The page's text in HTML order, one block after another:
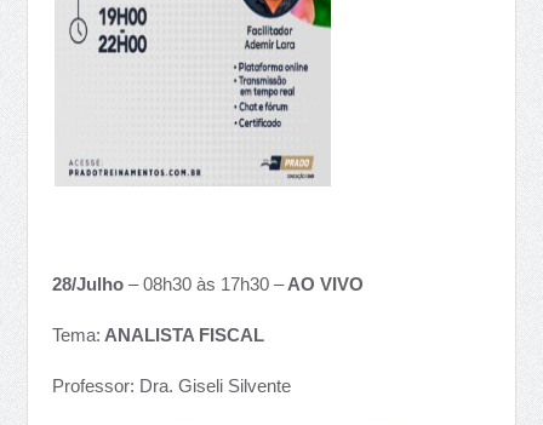
28/Julho– 08h30 às 17h30 –AO VIVO
Tema: ANALISTA FISCAL
Professor: Dra. Giseli Silvente